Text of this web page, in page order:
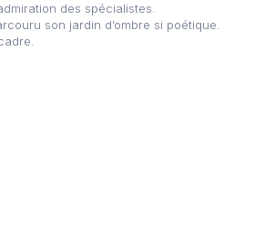
des spécialistes.
son jardin d’ombre si poétique.